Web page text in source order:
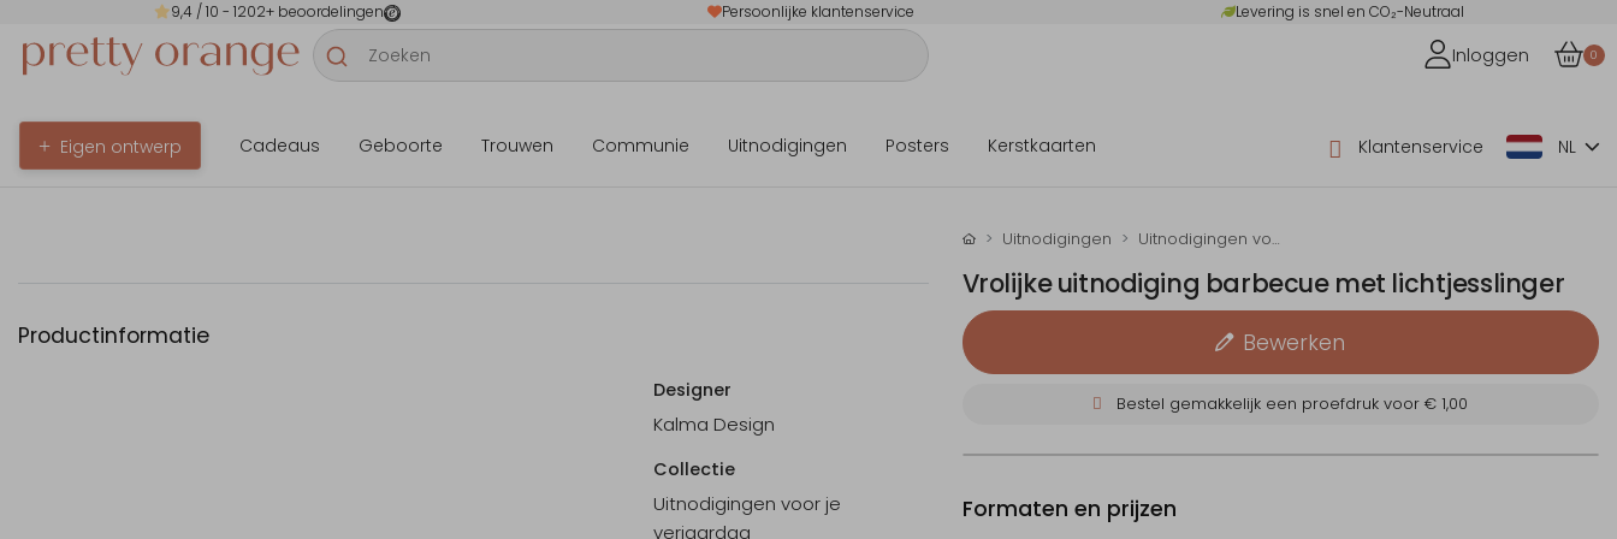
9,4/ 10 - 1202+ beoordelingen Persoonlijke klantenservice Levering is snel en CO₂-Neutraal
Inloggen 0
Eigen ontwerp Cadeaus Geboorte Trouwen Communie Uitnodigingen Posters Kerstkaarten Klantenservice NL
Productinformatie
Designer
Kalma Design
Collectie
Uitnodigingen voor je
verjaardag
Uitnodigingen Uitnodigingen voor je verjaardag
Vrolijke uitnodiging barbecue met lichtjesslinger
Bewerken
Bestel gemakkelijk een proefdruk voor€ 1,00
Formaten en prijzen